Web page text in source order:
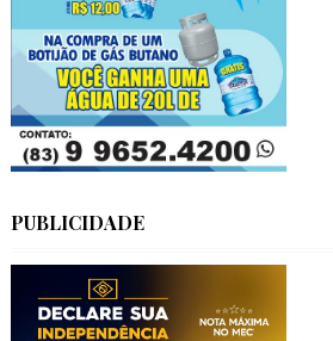
PUBLICIDADE